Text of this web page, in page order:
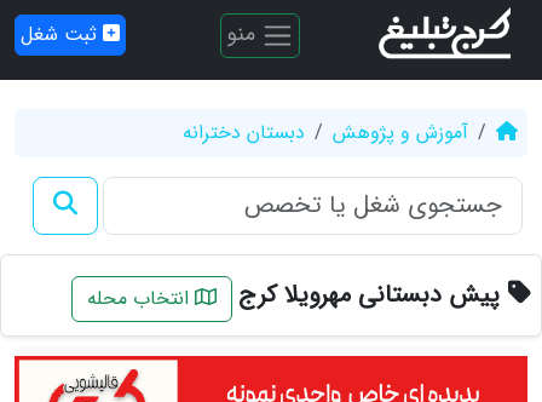
منو ثبت شغل
آموزش و پژوهش دبستان دخترانه
پیش دبستانی مهرویلا کرج انتخاب محله